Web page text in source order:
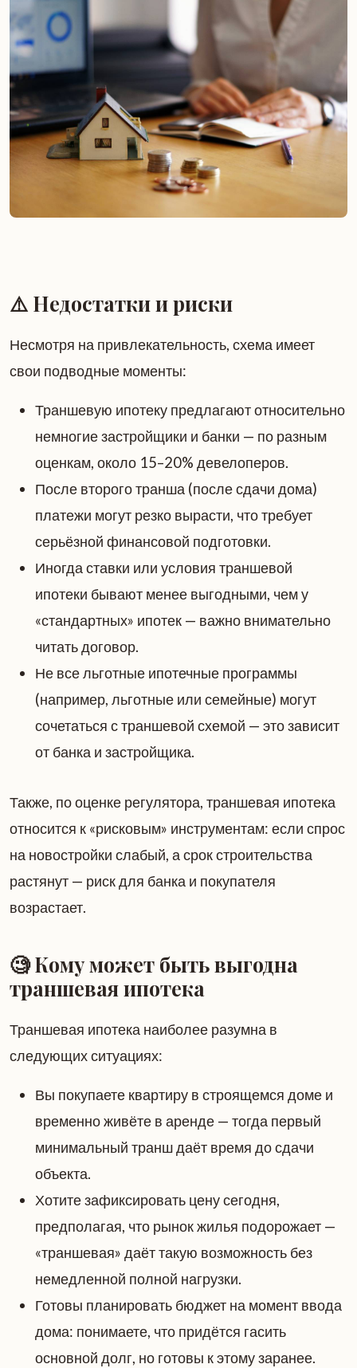
⚠️ Недостатки и риски
Несмотря на привлекательность, схема имеет
свои подводные моменты:
Траншевую ипотеку предлагают относительно
немногие застройщики и банки — по разным
оценкам, около 15–20% девелоперов.
После второго транша (после сдачи дома)
платежи могут резко вырасти, что требует
серьёзной финансовой подготовки.
Иногда ставки или условия траншевой
ипотеки бывают менее выгодными, чем у
«стандартных» ипотек — важно внимательно
читать договор.
Не все льготные ипотечные программы
(например, льготные или семейные) могут
сочетаться с траншевой схемой — это зависит
от банка и застройщика.
Также, по оценке регулятора, траншевая ипотека
относится к «рисковым» инструментам: если спрос
на новостройки слабый, а срок строительства
растянут — риск для банка и покупателя
возрастает.
🧐 Кому может быть выгодна
траншевая ипотека
Траншевая ипотека наиболее разумна в
следующих ситуациях:
Вы покупаете квартиру в строящемся доме и
временно живёте в аренде — тогда первый
минимальный транш даёт время до сдачи
объекта.
Хотите зафиксировать цену сегодня,
предполагая, что рынок жилья подорожает —
«траншевая» даёт такую возможность без
немедленной полной нагрузки.
Готовы планировать бюджет на момент ввода
дома: понимаете, что придётся гасить
основной долг, но готовы к этому заранее.